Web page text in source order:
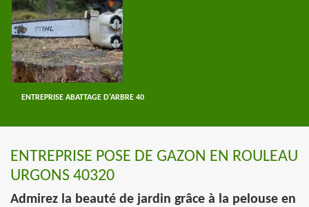
ENTREPRISE ABATTAGE D'ARBRE 40
ENTREPRISE POSE DE GAZON EN ROULEAU
URGONS 40320
Admirez la beauté de jardin grâce à la pelouse en